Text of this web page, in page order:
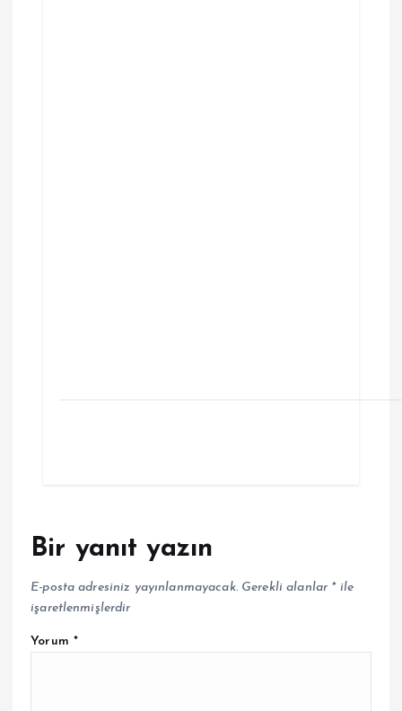
Bir yanıt yazın
E-posta adresiniz yayınlanmayacak. Gerekli alanlar *ile
işaretlenmişlerdir
Yorum *